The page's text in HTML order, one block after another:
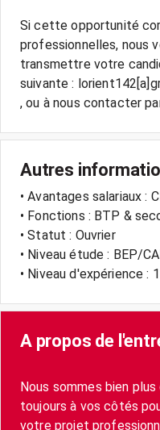
Si cette opportunité
professionnelles, nous
transmettre votre
suivante :
, ou à nous contacter
Autres
• Avantages salariaux :
• Fonctions : BTP &
• Statut : Ouvrier
• Niveau étude : BEP/
• Niveau d'expérience :
A propos de
Nous sommes bien plus
toujours à vos côtés
votre projet